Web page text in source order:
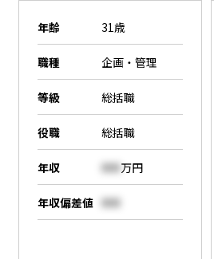
年齢 31歳
職種 企画・管理
等級 総括職
役職 総括職
年収 000万円
年収偏差値 000